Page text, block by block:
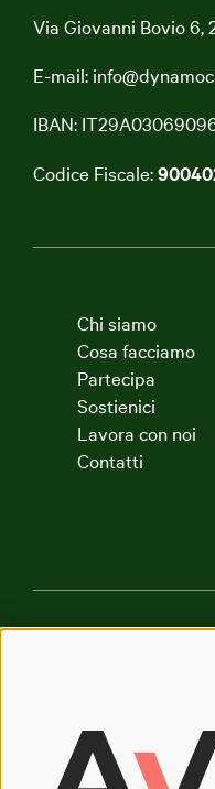
Via Giovanni Bovio 6,
E-mail:
IBAN:
Codice Fiscale:
Chi siamo
Cosa facciamo
Partecipa
Sostienici
Lavora con noi
Contatti